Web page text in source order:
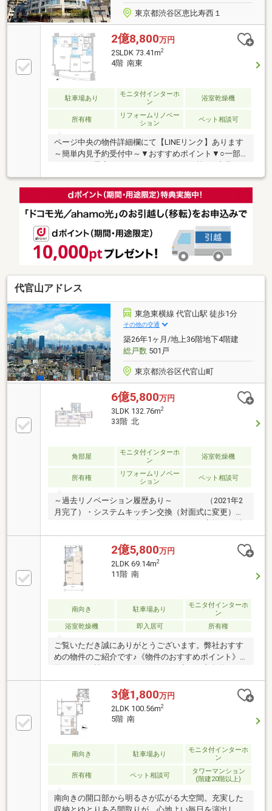
東京都渋谷区恵比寿西１
2億8,800万円
2SLDK 73.41m2
4階 南東
駐車場あり
モニタ付インターホ
ン
浴室乾燥機
所有権
リフォームリノベー
ション
ペット相談可
ページ中央の物件詳細欄にて【LINEリンク】あります
～簡単内見予約受付中～▼おすすめポイント▼○一部
つきましてはご相談可能です○代官山を象徴とするデ
ザイン性溢れるマンション○４階部分、南東向き住戸○
フルフラット設計で玄関からリビングまで段差のない
造り○アウトフレーム工法のため柱、梁が気にならな
ントリー○２４時間有人管理・５重ロックシステムで
安心のセキュリティ○コンシェルジュサービスあり○恵
比寿・中目黒の徒歩圏で
代官山アドレス
東急東横線 代官山駅 徒歩1分
その他の交通
築26年1ヶ月/地上36階地下4階建
総戸数501戸
東京都渋谷区代官山町
6億5,800万円
3LDK 132.76m2
33階 北
角部屋
モニタ付インターホ
ン
浴室乾燥機
所有権
リフォームリノベー
ション
ペット相談可
～過去リノベーション履歴あり～ （2021年2
月完了）・システムキッチン交換（対面式に変更）・
面化粧台交換（2ボウルに変更）・トイレ交換 ・フ
ローリング、カーペット張替 ・建具交換 ・クロ
ス張替 ・SIC造作 ・洗濯機用防水パン交換
・・・等～物件特徴～・36階建て33階部分のため眺望
良好 （眺望は永続的に保証するものではありませ
ん）・鹿島建設株式会社、大成建設株式会社施工・東
急東横線「代官山」駅直結ブリッジ有・各階ごみ置き
2億5,800万円
2LDK 69.14m2
11階 南
南向き 駐車場あり
モニタ付インターホ
ン
浴室乾燥機
即入居可 所有権
ご覧いただき誠にありがとうございます。弊社おすす
めの物件のご紹介です♪《物件のおすすめポイント》■
ザイン☆家族とゆっくりくつろげる空間です♪■収納が
充実しているのでインテリアや家具もこだわれます♪■
木目が印象的なデザインで、アーバン×ナチュラルな
生活を♪■内装工事は完了しているので、ゆっくりとご
見学いただけます。◆コンシェルジュサービス有（一
部有料）◆敷地内には生鮮食品スーパー、スポーツプ
ラザ、クリニック、ドラックストア◆24時間有人管理
3億1,800万円
2LDK 100.56m2
5階 南
南向き 駐車場あり
モニタ付インターホ
ン
所有権 ペット相談可
タワーマンション
(階建20階以上)
南向きの開口部から明るさが広がる大空間。充実した